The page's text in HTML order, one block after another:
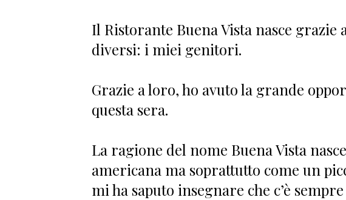
Il Ristorante Buena Vista nasce
diversi: i miei genitori.
Grazie a loro, ho avuto la grande
questa sera.
La ragione del nome Buena Vista
americana ma soprattutto come un
mi ha saputo insegnare che c’è